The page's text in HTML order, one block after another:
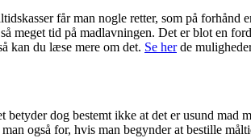
får man nogle retter, som på
meget tid på madlavningen. Det er blot en
kan du læse mere om det. Se herde
betyder dog bestemt ikke at det er usund
også for, hvis man begynder at bestille